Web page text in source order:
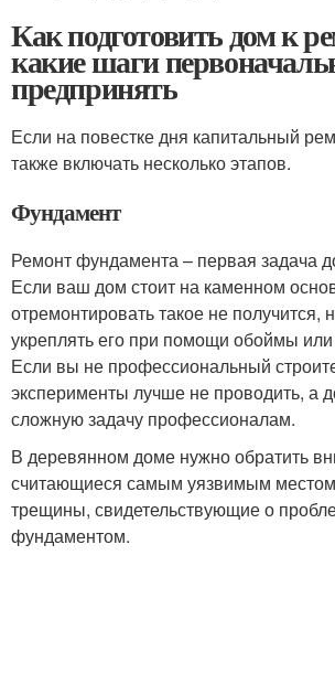
Как подготовить дом к
какие шаги
предпринять
Если на повестке дня капитальный
также включать несколько этапов.
Фундамент
Ремонт фундамента – первая задача
Если ваш дом стоит на каменном
отремонтировать такое не получится,
укреплять его при помощи обоймы
Если вы не профессиональный
эксперименты лучше не проводить, а
сложную задачу профессионалам.
В деревянном доме нужно обратить
считающиеся самым уязвимым
трещины, свидетельствующие о
фундаментом.